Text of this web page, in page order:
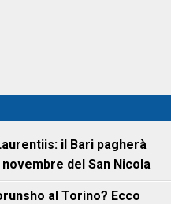
il Bari pagherà
del San Nicola
al Torino? Ecco